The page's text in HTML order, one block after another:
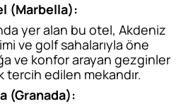
(Marbella):
yer alan bu otel, Akdeniz
ve golf sahalarıyla öne
ve konfor arayan gezginler
tercih edilen mekandır.
(Granada):